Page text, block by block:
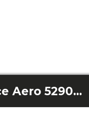
Telecomando Energysilence Aero 5290 Whitewood